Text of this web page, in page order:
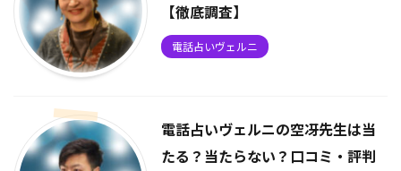
【徹底調査】
電話占いヴェルニ
電話占いヴェルニの空冴先生は当
たる？当たらない？口コミ・評判